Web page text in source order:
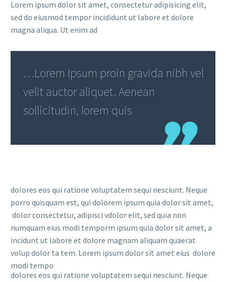
Lorem ipsum dolor sit amet, consectetur adipisicing elit,
sed do eiusmod tempor incididunt ut labore et dolore
magna aliqua. Ut enim ad
…Lorem Ipsum proin gravida nibh vel
velit auctor aliquet. Aenean
sollicitudin, lorem quis
dolores eos qui ratione voluptatem sequi nesciunt. Neque
porro quisquam est, qui dolorem ipsum quia dolor sit amet,
dolor consectetur, adipisci vdolor elit, sed quia non
numquam eius modi temporm ipsum quia dolor sit amet, a
incidunt ut labore et dolore magnam aliquam quaerat
volup dolor ta tem. Lorem ipsum dolor sit amet eius dolore
modi tempo
dolores eos qui ratione voluptatem sequi nesciunt. Neque